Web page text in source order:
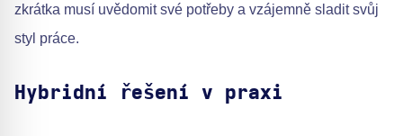
zkrátka musí uvědomit své potřeby a vzájemně sladit svůj
styl práce.
Hybridní řešení v praxi